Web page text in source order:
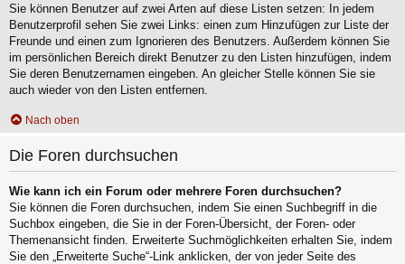
Sie können Benutzer auf zwei Arten auf diese Listen setzen: In jedem
Benutzerprofil sehen Sie zwei Links: einen zum Hinzufügen zur Liste der
Freunde und einen zum Ignorieren des Benutzers. Außerdem können Sie
im persönlichen Bereich direkt Benutzer zu den Listen hinzufügen, indem
Sie deren Benutzernamen eingeben. An gleicher Stelle können Sie sie
auch wieder von den Listen entfernen.
Nach oben
Die Foren durchsuchen
Wie kann ich ein Forum oder mehrere Foren durchsuchen?
Sie können die Foren durchsuchen, indem Sie einen Suchbegriff in die
Suchbox eingeben, die Sie in der Foren-Übersicht, der Foren- oder
Themenansicht finden. Erweiterte Suchmöglichkeiten erhalten Sie, indem
Sie den „Erweiterte Suche“-Link anklicken, der von jeder Seite des